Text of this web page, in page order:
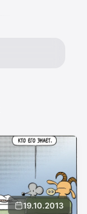
19.10.2013